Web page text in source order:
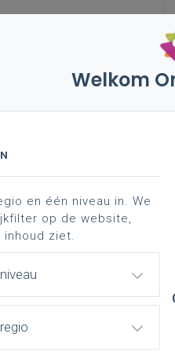
en
meegemaakt over
het na zovele jaren toch
Welkom
en één niveau in. We
op de website,
ziet.